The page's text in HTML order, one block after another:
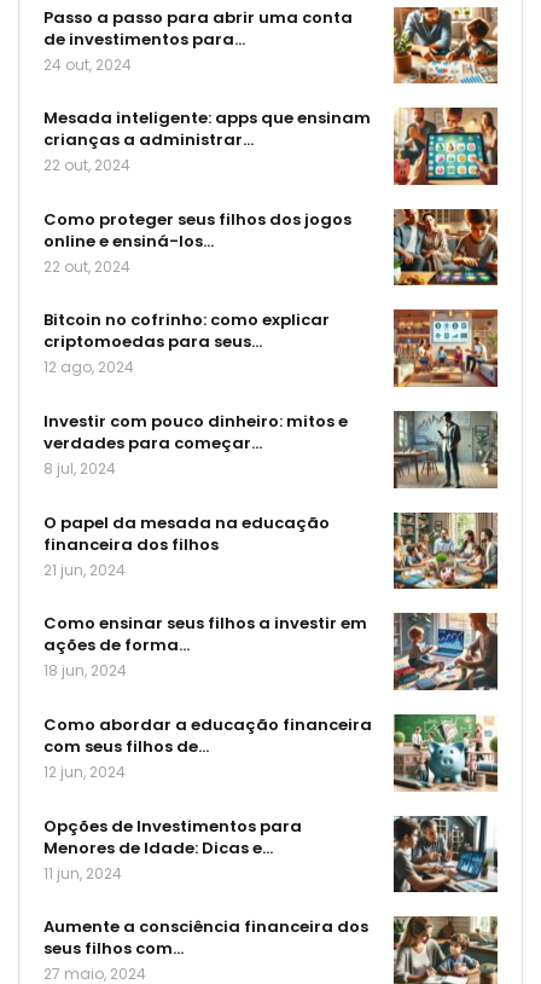
Passo a passo para abrir uma conta
de investimentos para…
24 out, 2024
Mesada inteligente: apps que ensinam
crianças a administrar…
22 out, 2024
Como proteger seus filhos dos jogos
online e ensiná-los…
22 out, 2024
Bitcoin no cofrinho: como explicar
criptomoedas para seus…
12 ago, 2024
Investir com pouco dinheiro: mitos e
verdades para começar…
8 jul, 2024
O papel da mesada na educação
financeira dos filhos
21 jun, 2024
Como ensinar seus filhos a investir em
ações de forma…
18 jun, 2024
Como abordar a educação financeira
com seus filhos de…
12 jun, 2024
Opções de Investimentos para
Menores de Idade: Dicas e…
11 jun, 2024
Aumente a consciência financeira dos
seus filhos com…
27 maio, 2024